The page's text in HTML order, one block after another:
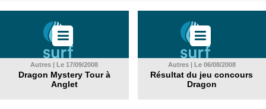
Autres | Le 17/09/2008
Dragon Mystery Tour à
Anglet
Autres | Le 06/08/2008
Résultat du jeu concours
Dragon